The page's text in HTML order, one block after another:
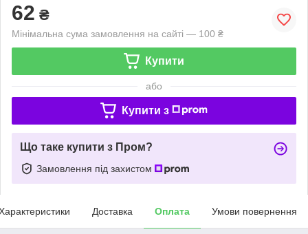
62 ₴
Мінімальна сума замовлення на сайті — 100 ₴
Купити
або
Купити з
Що таке купити з Пром?
Замовлення під захистом
Доставка Оплата Умови повернення